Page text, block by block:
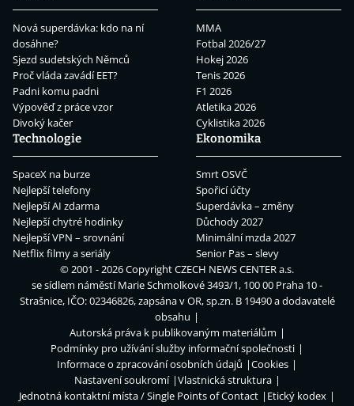
Nová superdávka: kdo na ní
dosáhne?
Sjezd sudetských Němců
Proč vláda zavádí EET?
Padni komu padni
Výpověď z práce vzor
Divoký kačer
MMA
Fotbal 2026/27
Hokej 2026
Tenis 2026
F1 2026
Atletika 2026
Cyklistika 2026
Technologie
SpaceX na burze
Nejlepší telefony
Nejlepší AI zdarma
Nejlepší chytré hodinky
Nejlepší VPN – srovnání
Netflix filmy a seriály
Ekonomika
Smrt OSVČ
Spořicí účty
Superdávka – změny
Důchody 2027
Minimální mzda 2027
Senior Pas – slevy
© 2001 - 2026 CopyrightCZECH NEWS CENTER a.s.
se sídlem náměstí Marie Schmolkové 3493/1, 100 00 Praha 10 -
Strašnice, IČO: 02346826, zapsána v OR, sp.zn. B 19490 a dodavatelé
obsahu
Autorská práva k publikovaným materiálům
Podmínky pro užívání služby informační společnosti
Informace o zpracování osobních údajů
Cookies
Nastavení soukromí
Vlastnická struktura
Jednotná kontaktní místa / Single Points of Contact
Etický kodex